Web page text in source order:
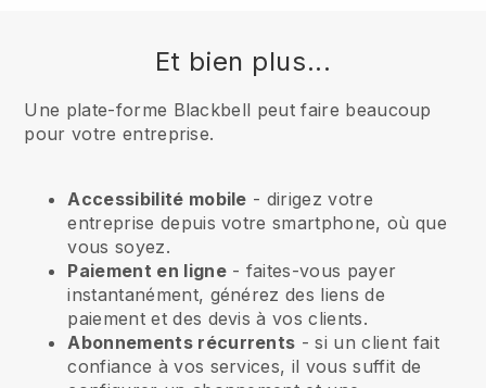
Et bien plus...
Une plate-forme Blackbell peut faire beaucoup
pour votre entreprise.
Accessibilité mobile - dirigez votre
entreprise depuis votre smartphone, où que
vous soyez.
Paiement en ligne- faites-vous payer
instantanément, générez des liens de
paiement et des devis à vos clients.
Abonnements récurrents - si un client fait
confiance à vos services, il vous suffit de